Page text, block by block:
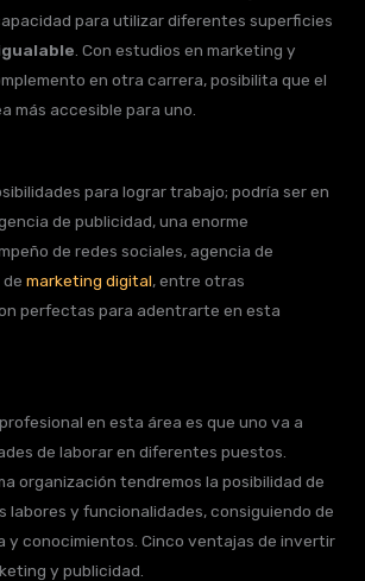
para utilizar diferentes superficies
. Con estudios en marketing y
en otra carrera, posibilita que el
más accesible para uno.
para lograr trabajo; podría ser en
de publicidad, una enorme
de redes sociales, agencia de
marketing digital, entre otras
perfectas para adentrarte en esta
en esta área es que uno va a
de laborar en diferentes puestos.
organización tendremos la posibilidad de
labores y funcionalidades, consiguiendo de
y conocimientos. Cinco ventajas de invertir
y publicidad.